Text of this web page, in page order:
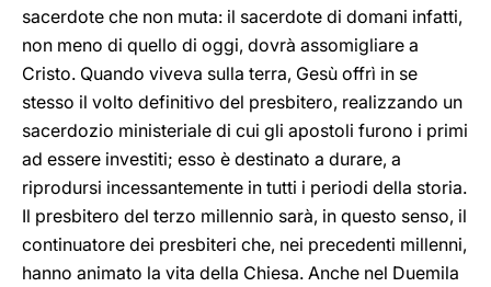
sacerdote che non muta: il sacerdote di domani infatti,
non meno di quello di oggi, dovrà assomigliare a
Cristo. Quando viveva sulla terra, Gesù offrì in se
stesso il volto definitivo del presbitero, realizzando un
sacerdozio ministeriale di cui gli apostoli furono i primi
ad essere investiti; esso è destinato a durare, a
riprodursi incessantemente in tutti i periodi della storia.
Il presbitero del terzo millennio sarà, in questo senso, il
continuatore dei presbiteri che, nei precedenti millenni,
hanno animato la vita della Chiesa. Anche nel Duemila